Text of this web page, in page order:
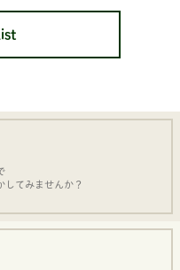
してみませんか？